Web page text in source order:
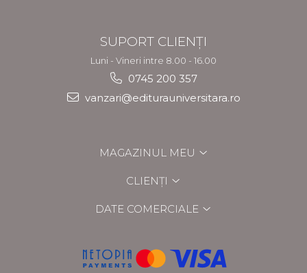
SUPORT CLIENȚI
Luni - Vineri intre 8.00 - 16.00
0745 200 357
vanzari@editurauniversitara.ro
MAGAZINUL MEU
CLIENȚI
DATE COMERCIALE